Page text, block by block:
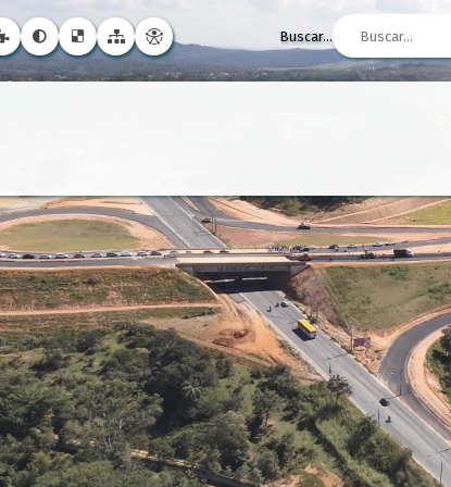
Buscar...